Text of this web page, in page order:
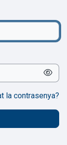
la contrasenya?